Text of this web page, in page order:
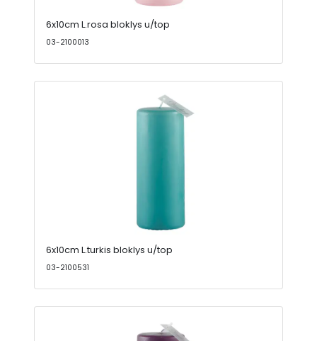
6x10cm L.rosa bloklys u/top
03-2100013
6x10cm L.turkis bloklys u/top
03-2100531